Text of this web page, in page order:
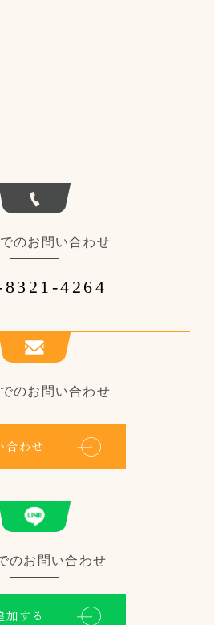
のお問い合わせ
4264
のお問い合わせ
合わせ
のお問い合わせ
加する